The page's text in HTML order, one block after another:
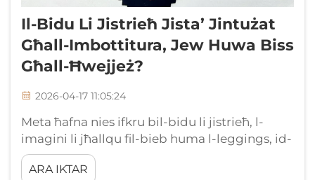
Il-Bidu Li Jistrieħ Jista’ Jintużat
Għall-Imbottitura, Jew Huwa Biss
Għall-Ħwejjeż?
2026-04-17 11:05:24
Meta ħafna nies ifkru bil-bidu li jistrieħ, l-
imagini li jħallqu fil-bieb huma l-leggings, id-
dressijiet strettin jew iż-żwiegħa tal-mutur. Il-
bidu li jistrieħ huwa definitivament
ARA IKTAR